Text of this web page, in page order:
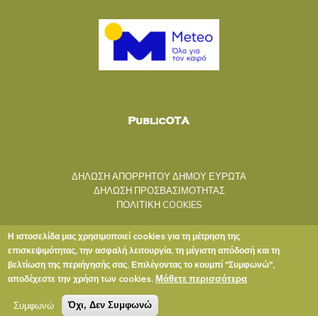
ΔΗΛΩΣΗ ΑΠΟΡΡΗΤΟΥ ΔΗΜΟΥ ΕΥΡΩΤΑ
ΔΗΛΩΣΗ ΠΡΟΣΒΑΣΙΜΟΤΗΤΑΣ
ΠΟΛΙΤΙΚΗ COOKIES
Copyright © 2020 ΔΗΜΟΣ ΕΥΡΩΤΑ
Η ιστοσελίδα μας χρησιμοποιεί cookies για τη μέτρηση της
επισκεψιμότητας, την ασφαλή λειτουργία, τη μέγιστη απόδοσή και τη
βελτίωση της περιήγησής σας. Επιλέγοντας το κουμπί "Συμφωνώ",
αποδέχεστε την χρήση των cookies. Μάθετε περισσότερα
Συμφωνώ Όχι, Δεν Συμφωνώ